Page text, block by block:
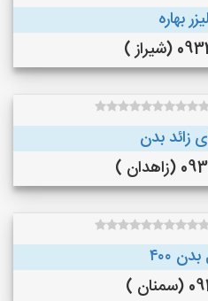
بهاره
)
زائد بدن
)
۴۰۰
)